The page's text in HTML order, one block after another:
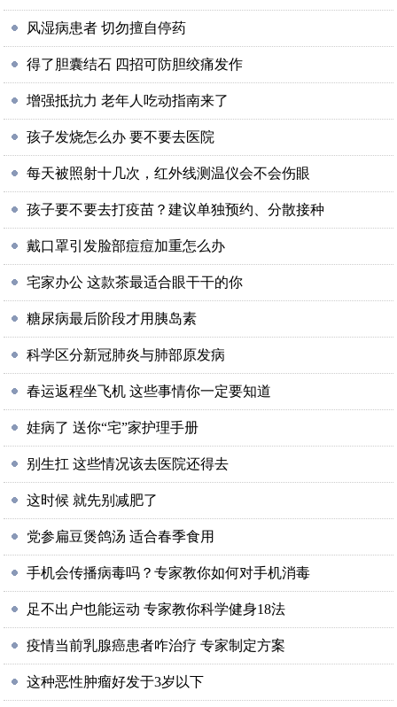
风湿病患者 切勿擅自停药
得了胆囊结石 四招可防胆绞痛发作
增强抵抗力 老年人吃动指南来了
孩子发烧怎么办 要不要去医院
每天被照射十几次，红外线测温仪会不会伤眼
孩子要不要去打疫苗？建议单独预约、分散接种
戴口罩引发脸部痘痘加重怎么办
宅家办公 这款茶最适合眼干干的你
糖尿病最后阶段才用胰岛素
科学区分新冠肺炎与肺部原发病
春运返程坐飞机 这些事情你一定要知道
娃病了 送你“宅”家护理手册
别生扛 这些情况该去医院还得去
这时候 就先别减肥了
党参扁豆煲鸽汤 适合春季食用
手机会传播病毒吗？专家教你如何对手机消毒
足不出户也能运动 专家教你科学健身18法
疫情当前乳腺癌患者咋治疗 专家制定方案
这种恶性肿瘤好发于3岁以下